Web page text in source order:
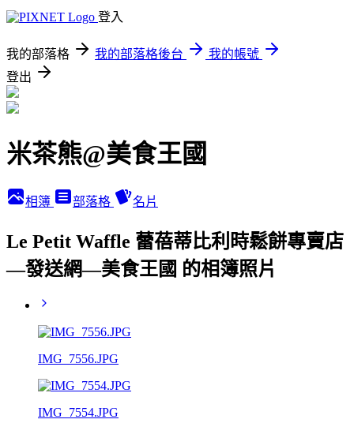
登入
我的部落格 我的部落格後台
我的帳號
登出
米茶熊@美食王國
相簿 部落格 名片
Le Petit Waffle 蕾蓓蒂比利時鬆餅專賣店
—發送網—美食王國 的相簿照片
IMG_7556.JPG
IMG_7554.JPG